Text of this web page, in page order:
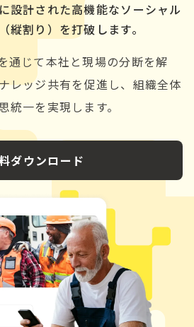
設計された高機能なソーシャル
縦割り）を打破します。
通じて本社と現場の分断を解
レッジ共有を促進し、組織全体
統一を実現します。
ダウンロード